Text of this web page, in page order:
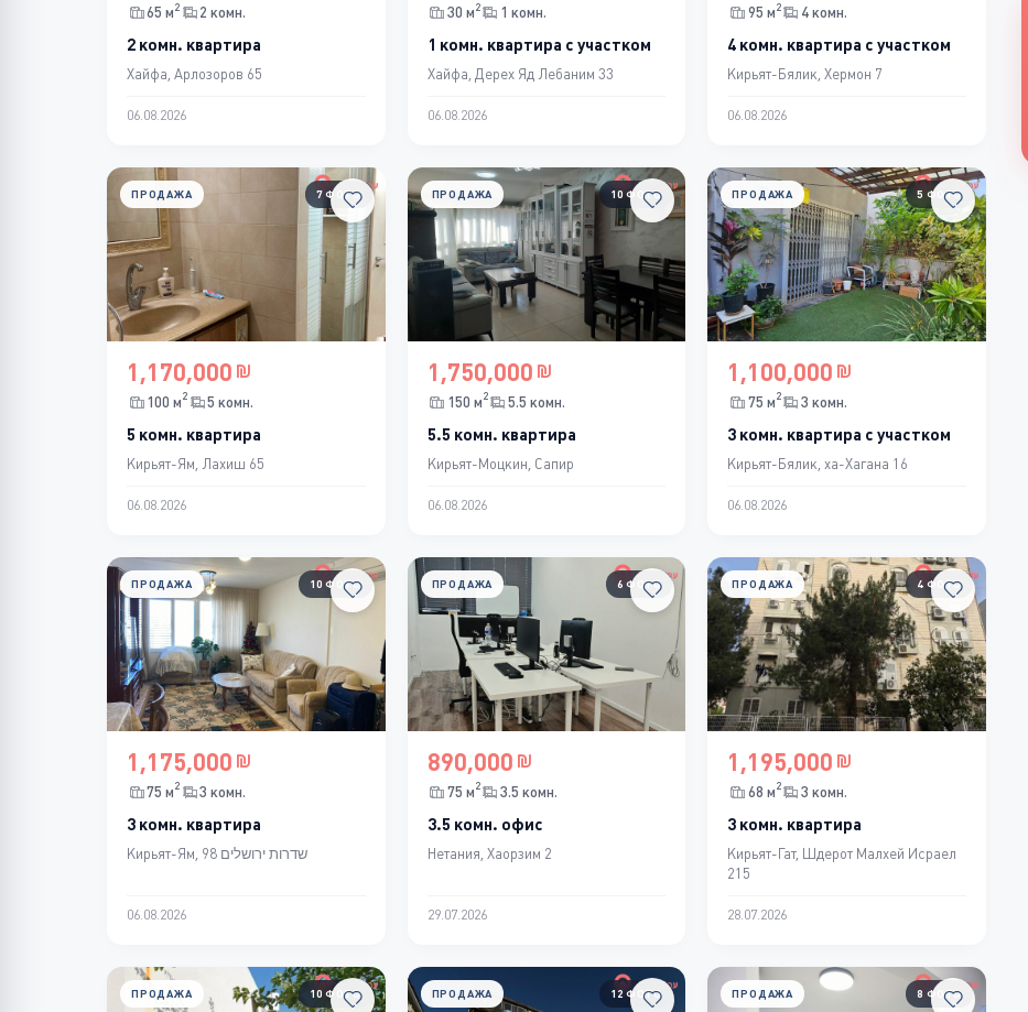
65 м2 2 комн.
2 комн. квартира
Хайфа, Арлозоров 65
06.08.2026
30 м2 1 комн.
1 комн. квартира с участком
Хайфа, Дерех Яд Лебаним 33
06.08.2026
95 м2 4 комн.
4 комн. квартира с участком
Кирьят-Бялик, Хермон 7
06.08.2026
7 ФОТО
ПРОДАЖА
1,170,000
100 м2 5 комн.
5 комн. квартира
Кирьят-Ям, Лахиш 65
06.08.2026
10 ФОТО
ПРОДАЖА
1,750,000
150 м2 5.5 комн.
5.5 комн. квартира
Кирьят-Моцкин, Сапир
06.08.2026
5 ФОТО
ПРОДАЖА
1,100,000
75 м2 3 комн.
3 комн. квартира с участком
Кирьят-Бялик, ха-Хагана 16
06.08.2026
10 ФОТО
ПРОДАЖА
1,175,000
75 м2 3 комн.
3 комн. квартира
Кирьят-Ям, שדרות ירושלים 98
06.08.2026
6 ФОТО
ПРОДАЖА
890,000
75 м2 3.5 комн.
3.5 комн. офис
Нетания, Хаорзим 2
29.07.2026
4 ФОТО
ПРОДАЖА
1,195,000
68 м2 3 комн.
3 комн. квартира
Кирьят-Гат, Шдерот Малхей Исраел
215
28.07.2026
10 ФОТО
ПРОДАЖА 12 ФОТО
ПРОДАЖА 8 ФОТО
ПРОДАЖА